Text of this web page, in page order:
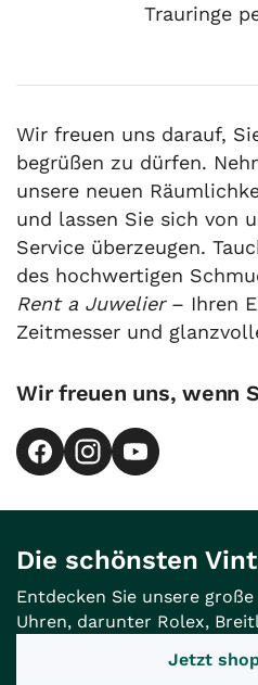
Trauringe
Wir freuen uns darauf,
begrüßen zu dürfen.
unsere neuen
und lassen Sie sich von
Service überzeugen.
des hochwertigen
Rent a Juwelier– Ihren
Zeitmesser und
Wir freuen uns, wenn
Die schönsten
Entdecken Sie unsere
Uhren, darunter Rolex,
Jetzt